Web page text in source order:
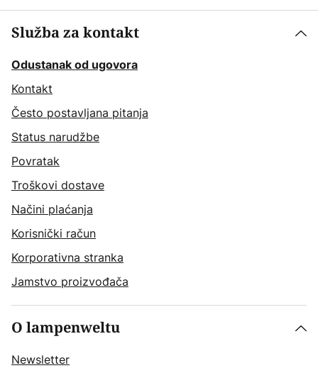
Služba za kontakt
Odustanak od ugovora
Kontakt
Često postavljana pitanja
Status narudžbe
Povratak
Troškovi dostave
Načini plaćanja
Korisnički račun
Korporativna stranka
Jamstvo proizvođača
O lampenweltu
Newsletter